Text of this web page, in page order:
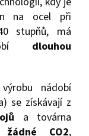
na ocel při
stupňů, má
dlouhou
nádobí
se získávají z
a továrna
žádné CO2,